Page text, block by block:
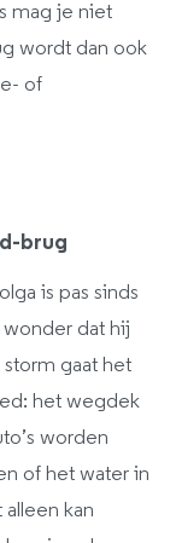
mag je niet
wordt dan ook
of
brug
is pas sinds
dat hij
gaat het
het wegdek
worden
of het water in
kan